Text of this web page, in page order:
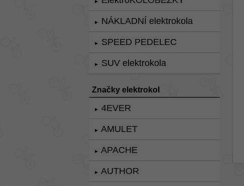
► NÁKLADNÍ elektrokola
► SPEED PEDELEC
► SUV elektrokola
Značky elektrokol
► 4EVER
► AMULET
► APACHE
► AUTHOR